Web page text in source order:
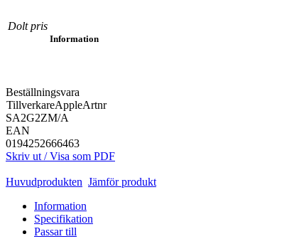
Dolt pris
Information
Beställningsvara
TillverkareAppleArtnr
SA2G2ZM/A
EAN
0194252666463
Skriv ut / Visa som PDF
Huvudprodukten Jämför produkt
Information
Specifikation
Passar till